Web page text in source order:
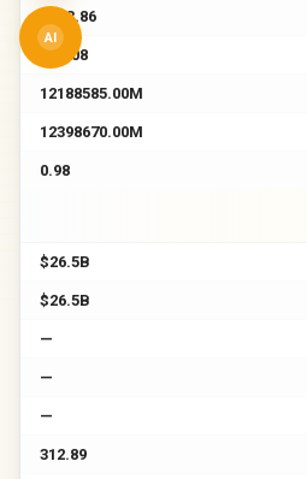
$133.86
$36.08
12188585.00M
12398670.00M
0.98
$26.5B
$26.5B
—
—
—
312.89
AI